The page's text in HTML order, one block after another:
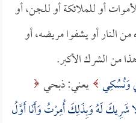
أو للملائكة أو للجن، أو
النار أو يشفوا مريضه، أو
من الشرك الأكبر.
وَنُسُكِي يعني: ذبحي
شَرِيكَ لَهُ وَبِذَلِكَ أُمِرْتُ وَأَنَا أَوَّلُ